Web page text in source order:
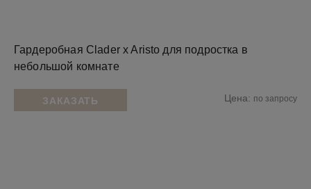
Гардеробная Clader x Aristo для подростка в
небольшой комнате
ЗАКАЗАТЬ Цена: по запросу